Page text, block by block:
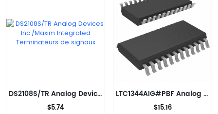
DS2108S/TR Analog Devices Inc./Maxim Integrated Terminateurs de signaux
$5.74
LTC1344AIG#PBF Analog Devices Inc. Terminateurs de signaux
$15.16